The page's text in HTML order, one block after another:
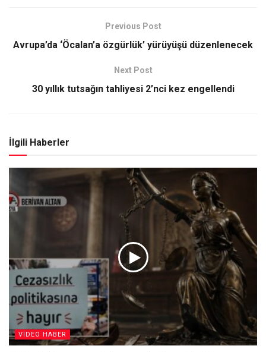
Previous Post
Avrupa’da ‘Öcalan’a özgürlük’ yürüyüşü düzenlenecek
Next Post
30 yıllık tutsağın tahliyesi 2’nci kez engellendi
İlgili Haberler
VIDEO HABER